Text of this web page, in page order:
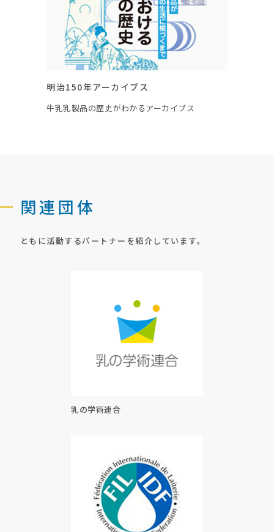
明治150年アーカイブス
牛乳乳製品の歴史がわかるアーカイブス
関連団体
ともに活動するパートナーを紹介しています。
乳の学術連合